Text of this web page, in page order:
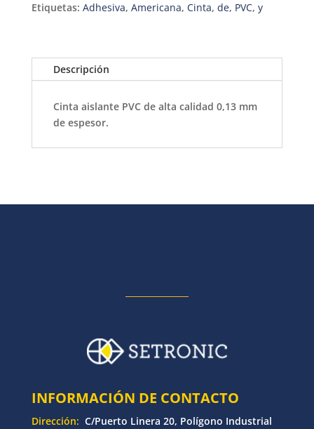
Etiquetas: Adhesiva, Americana, Cinta, de, PVC, y
Descripción
Cinta aislante PVC de alta calidad 0,13 mm
de espesor.
INFORMACIÓN DE CONTACTO
Dirección: C/Puerto Linera 20, Polígono Industrial